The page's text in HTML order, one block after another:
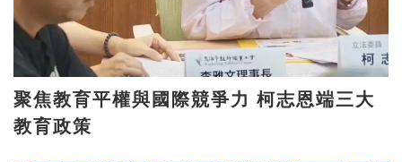
聚焦教育平權與國際競爭力 柯志恩端三大
教育政策